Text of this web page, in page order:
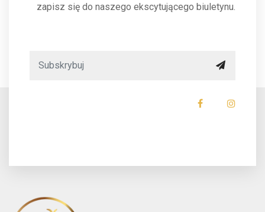
zapisz się do naszego ekscytującego biuletynu.